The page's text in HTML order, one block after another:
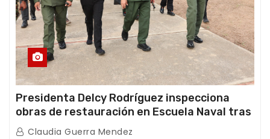
Presidenta Delcy Rodríguez inspecciona
obras de restauración en Escuela Naval tras
afectaciones sísmicas en La Guaira
Claudia Guerra Mendez